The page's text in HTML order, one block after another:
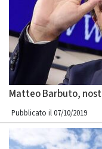
Matteo Barbuto,
Pubblicato il 07/10/2019